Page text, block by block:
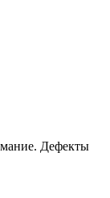
Дефекты